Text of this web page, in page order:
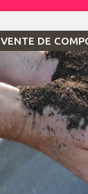
VENTE DE